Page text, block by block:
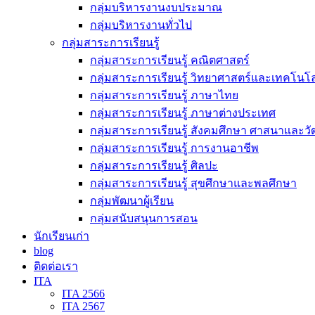
กลุ่มบริหารงานงบประมาณ
กลุ่มบริหารงานทั่วไป
กลุ่มสาระการเรียนรู้
กลุ่มสาระการเรียนรู้ คณิตศาสตร์
กลุ่มสาระการเรียนรู้ วิทยาศาสตร์และเทคโนโ
กลุ่มสาระการเรียนรู้ ภาษาไทย
กลุ่มสาระการเรียนรู้ ภาษาต่างประเทศ
กลุ่มสาระการเรียนรู้ สังคมศึกษา ศาสนาและ
กลุ่มสาระการเรียนรู้ การงานอาชีพ
กลุ่มสาระการเรียนรู้ ศิลปะ
กลุ่มสาระการเรียนรู้ สุขศึกษาและพลศึกษา
กลุ่มพัฒนาผู้เรียน
กลุ่มสนับสนุนการสอน
นักเรียนเก่า
blog
ติดต่อเรา
ITA
ITA 2566
ITA 2567